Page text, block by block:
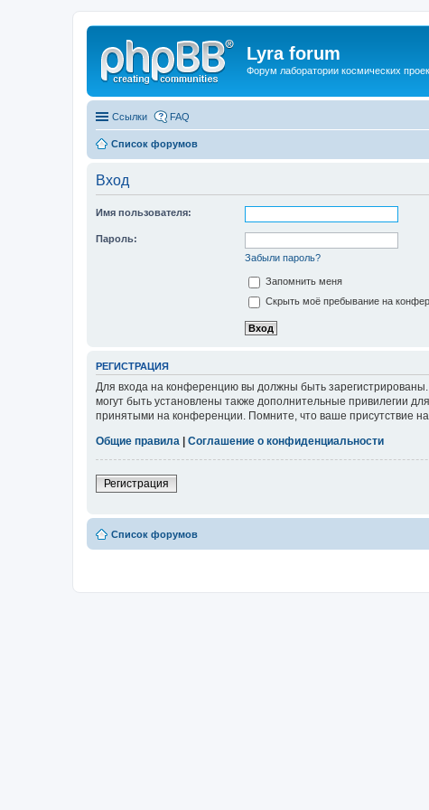
Lyra forum
Форум лаборатории космических
Ссылки FAQ
Список форумов
Вход
Имя пользователя:
Пароль:
Забыли пароль?
Запомнить меня
Скрыть моё пребывание на
РЕГИСТРАЦИЯ
Для входа на конференцию вы должны быть
могут быть установлены также дополнительные привилегии
принятыми на конференции. Помните, что ваше присутствие
Общие правила
Соглашение о конфиденциальности
Регистрация
Список форумов